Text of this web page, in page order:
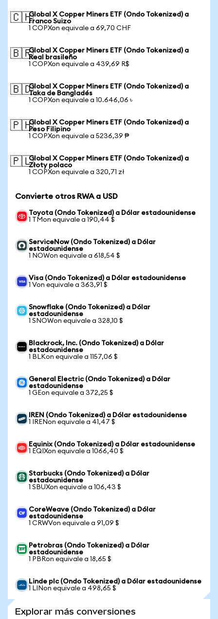
🇨🇭Global X Copper Miners ETF (Ondo Tokenized) a
Franco Suizo
1 COPXon equivale a 69,70 CHF
🇧🇷Global X Copper Miners ETF (Ondo Tokenized) a
Real brasileño
1 COPXon equivale a 439,69 R$
🇧🇩Global X Copper Miners ETF (Ondo Tokenized) a
Taka de Bangladés
1 COPXon equivale a 10.646,06 ৳
🇵🇭Global X Copper Miners ETF (Ondo Tokenized) a
Peso Filipino
1 COPXon equivale a 5236,39 ₱
🇵🇱Global X Copper Miners ETF (Ondo Tokenized) a
Złoty polaco
1 COPXon equivale a 320,71 zł
Convierte otros RWA a USD
Toyota (Ondo Tokenized) a Dólar estadounidense
1 TMon equivale a 190,44 $
ServiceNow (Ondo Tokenized) a Dólar
estadounidense
1 NOWon equivale a 618,54 $
Visa (Ondo Tokenized) a Dólar estadounidense
1 Von equivale a 363,91 $
Snowflake (Ondo Tokenized) a Dólar
estadounidense
1 SNOWon equivale a 328,10 $
Blackrock, Inc. (Ondo Tokenized) a Dólar
estadounidense
1 BLKon equivale a 1157,06 $
General Electric (Ondo Tokenized) a Dólar
estadounidense
1 GEon equivale a 372,25 $
IREN (Ondo Tokenized) a Dólar estadounidense
1 IRENon equivale a 41,47 $
Equinix (Ondo Tokenized) a Dólar estadounidense
1 EQIXon equivale a 1066,40 $
Starbucks (Ondo Tokenized) a Dólar
estadounidense
1 SBUXon equivale a 106,43 $
CoreWeave (Ondo Tokenized) a Dólar
estadounidense
1 CRWVon equivale a 91,09 $
Petrobras (Ondo Tokenized) a Dólar
estadounidense
1 PBRon equivale a 18,65 $
Linde plc (Ondo Tokenized) a Dólar estadounidense
1 LINon equivale a 498,65 $
Explorar más conversiones